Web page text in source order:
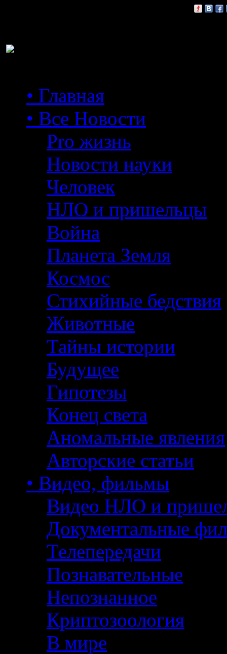
• Главная
• Все Новости
Pro жизнь
Новости науки
Человек
НЛО и пришельцы
Война
Планета Земля
Космос
Стихийные бедствия
Животные
Тайны истории
Будущее
Гипотезы
Конец света
Аномальные явления
Авторские статьи
• Видео, фильмы
Видео НЛО и
Документальные
Телепередачи
Познавательные
Непознанное
Криптозоология
В мире